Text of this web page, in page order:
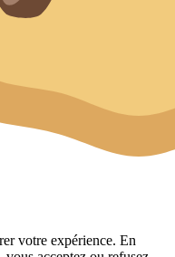
votre expérience. En